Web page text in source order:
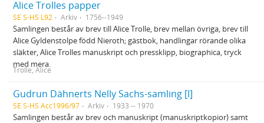
Alice Trolles papper
SE S-HS L92 Arkiv 1756--1949
Samlingen består av brev till Alice Trolle, brev mellan övriga, brev till
Alice Gyldenstolpe född Nieroth; gästbok, handlingar rörande olika
släkter, Alice Trolles manuskript och pressklipp, biographica, tryck
med mera.
Trolle, Alice
Gudrun Dähnerts Nelly Sachs-samling [I]
SE S-HS Acc1996/97 Arkiv 1933 -- 1970
Samlingen består av brev och manuskript (manuskriptkopior) samt